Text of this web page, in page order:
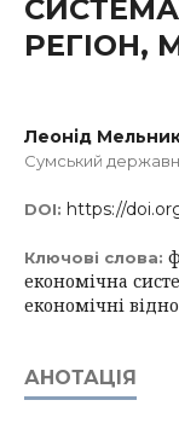
РЕГІОН,
Леонід
Сумський
DOI: https://
Ключові слова:
економічна
економічні
АНОТАЦІЯ